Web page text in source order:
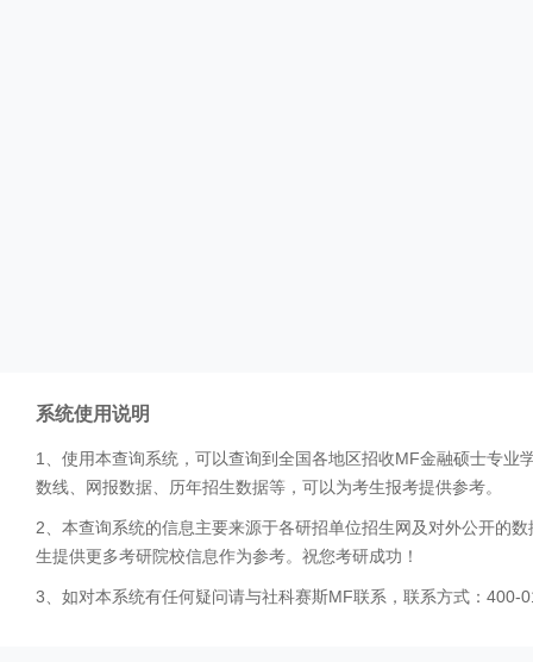
系统使用说明
1、使用本查询系统，可以查询到全国各地区招收MF金融硕士专
数线、网报数据、历年招生数据等，可以为考生报考提供参考。
2、本查询系统的信息主要来源于各研招单位招生网及对外公开的
生提供更多考研院校信息作为参考。祝您考研成功！
3、如对本系统有任何疑问请与社科赛斯MF联系，联系方式：400-